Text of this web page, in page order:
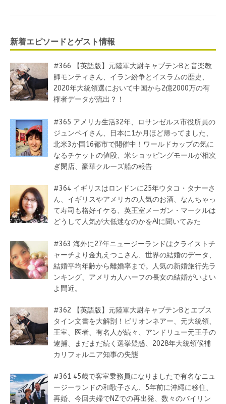
新着エピソードとゲスト情報
#366 【英語版】元陸軍大尉キャプテンBと音楽教
師モンティさん、イラン紛争とイスラムの歴史、
2020年大統領選において中国から2億2000万の有
権者データが流出？！
#365 アメリカ生活32年、ロサンゼルス市役所員の
ジュンペイさん、日本に1か月ほど帰ってました、
北米3か国16都市で開催中！ワールドカップの気に
なるチケットの値段、米ショッピングモールが相次
ぎ閉店、豪華クルーズ船の報告
#364 イギリスはロンドンに25年ウタコ・タナーさ
ん、イギリスやアメリカの人気のお酒、なんちゃっ
て寿司も格好イケる、英王室メーガン・マークルは
どうして人気が大低迷なのかをAIに聞いてみた
#363 海外に27年ニュージーランドはクライストチ
ャーチより金丸えつこさん、世界の結婚のデータ、
結婚平均年齢から離婚率まで。人気の新婚旅行先ラ
ンキング、アメリカ人ハーフの長女の結婚がいよい
よ間近。
#362 【英語版】元陸軍大尉キャプテンBとエプス
タイン文書を大解剖！ビリオンネアー、元大統領、
王室、医者、有名人が続々、アンドリュー元王子の
逮捕、まだまだ続く選挙疑惑、2028年大統領候補
カリフォルニア知事の失態
#361 45歳で客室乗務員になりましたで有名なニュ
ージーランドの和歌子さん、5年前に沖縄に移住、
再婚、今回夫婦でNZでの再出発、数々のバイリン